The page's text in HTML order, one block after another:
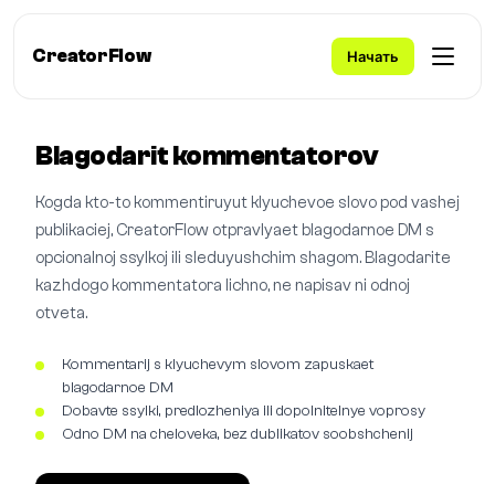
CreatorFlow Начать
Blagodarit kommentatorov
Kogda kto-to kommentiruyut klyuchevoe slovo pod vashej
publikaciej, CreatorFlow otpravlyaet blagodarnoe DM s
opcionalnoj ssylkoj ili sleduyushchim shagom. Blagodarite
kazhdogo kommentatora lichno, ne napisav ni odnoj
otveta.
Kommentarij s klyuchevym slovom zapuskaet
blagodarnoe DM
Dobavte ssylki, predlozheniya ili dopolnitelnye voprosy
Odno DM na cheloveka, bez dublikatov soobshchenij